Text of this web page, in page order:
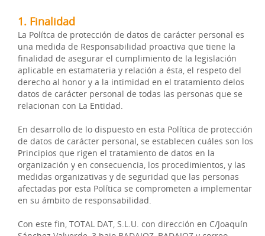
1. Finalidad
La Polítca de protección de datos de carácter personal es
una medida de Responsabilidad proactiva que tiene la
finalidad de asegurar el cumplimiento de la legislación
aplicable en estamateria y relación a ésta, el respeto del
derecho al honor y a la intimidad en el tratamiento delos
datos de carácter personal de todas las personas que se
relacionan con La Entidad.
En desarrollo de lo dispuesto en esta Política de protección
de datos de carácter personal, se establecen cuáles son los
Principios que rigen el tratamiento de datos en la
organización y en consecuencia, los procedimientos, y las
medidas organizativas y de seguridad que las personas
afectadas por esta Política se comprometen a implementar
en su ámbito de responsabilidad.
Con este fin, TOTAL DAT, S.L.U. con dirección en C/Joaquín